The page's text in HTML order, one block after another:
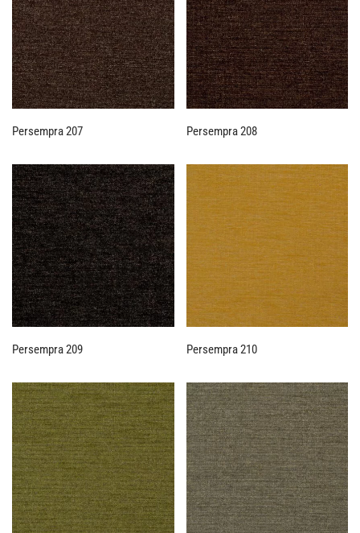
Persempra 207 Persempra 208
Persempra 209 Persempra 210